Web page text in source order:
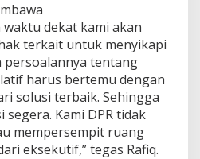
waktu dekat kami akan
terkait untuk menyikapi
tentang
harus bertemu dengan
solusi terbaik. Sehingga
Kami DPR tidak
mempersempit ruang
eksekutif,” tegas Rafiq.